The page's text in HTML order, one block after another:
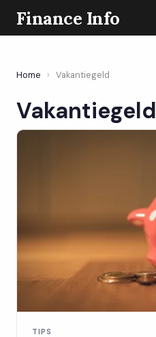
Finance Info
Home › Vakantiegeld
Vakantiegeld
TIPS